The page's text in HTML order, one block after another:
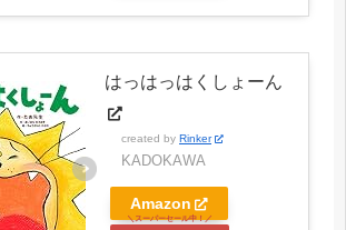
はっはっはくしょーん
created by Rinker
KADOKAWA
Amazon